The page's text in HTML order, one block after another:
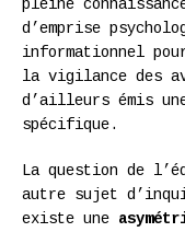
pleine
d’emprise
informationnel
la vigilance des
d’ailleurs émis
spécifique.
La question de
autre sujet
existe une